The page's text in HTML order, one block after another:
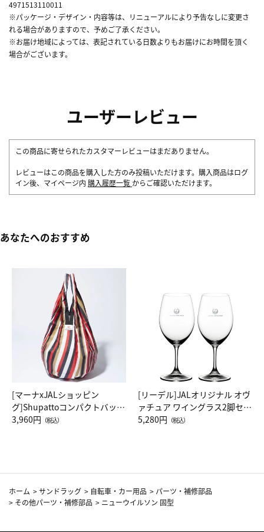
4971513110011
※パッケージ・デザイン・内容等は、リニューアルにより予告なしに変更さ
れる場合がありますので、予めご了承ください。
※お届け地域によっては、表記されている日数よりもお届けにお時間を頂く
場合がございます。
ユーザーレビュー
この商品に寄せられたカスタマーレビューはまだありません。
レビューはこの商品を購入した方のみ投稿いただけます。購入商品はログ
イン後、マイページ内 購入履歴一覧 からご確認いただけます。
あなたへのおすすめ
[マーナxJALショッピン
グ]Shupattoコンパクトバッグ
Drop JAL客室乗務員（LC）ス
3,960円 （税込）
[リーデル]JALオリジナル オヴ
ァチュア ワイングラス2脚セッ
ト（レッドワイン）
5,280円 （税込）
ホーム >サンドラッグ > 自転車・カー用品 > パーツ・補修部品
> その他パーツ・補修部品 > ニューウイルソン 固型